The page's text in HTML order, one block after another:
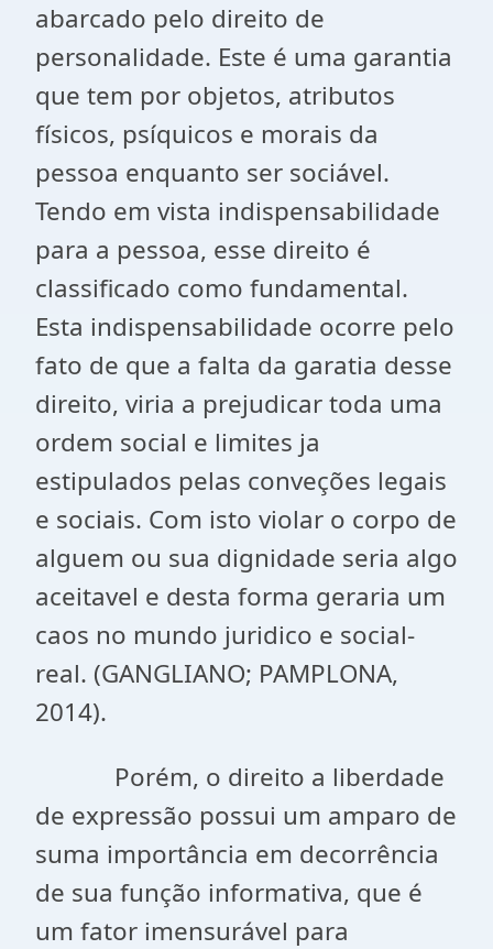
abarcado pelo direito de
personalidade. Este é uma garantia
que tem por objetos, atributos
físicos, psíquicos e morais da
pessoa enquanto ser sociável.
Tendo em vista indispensabilidade
para a pessoa, esse direito é
classificado como fundamental.
Esta indispensabilidade ocorre pelo
fato de que a falta da garatia desse
direito, viria a prejudicar toda uma
ordem social e limites ja
estipulados pelas conveções legais
e sociais. Com isto violar o corpo de
alguem ou sua dignidade seria algo
aceitavel e desta forma geraria um
caos no mundo juridico e social-
real. (GANGLIANO; PAMPLONA,
2014).
Porém, o direito a liberdade
de expressão possui um amparo de
suma importância em decorrência
de sua função informativa, que é
um fator imensurável para